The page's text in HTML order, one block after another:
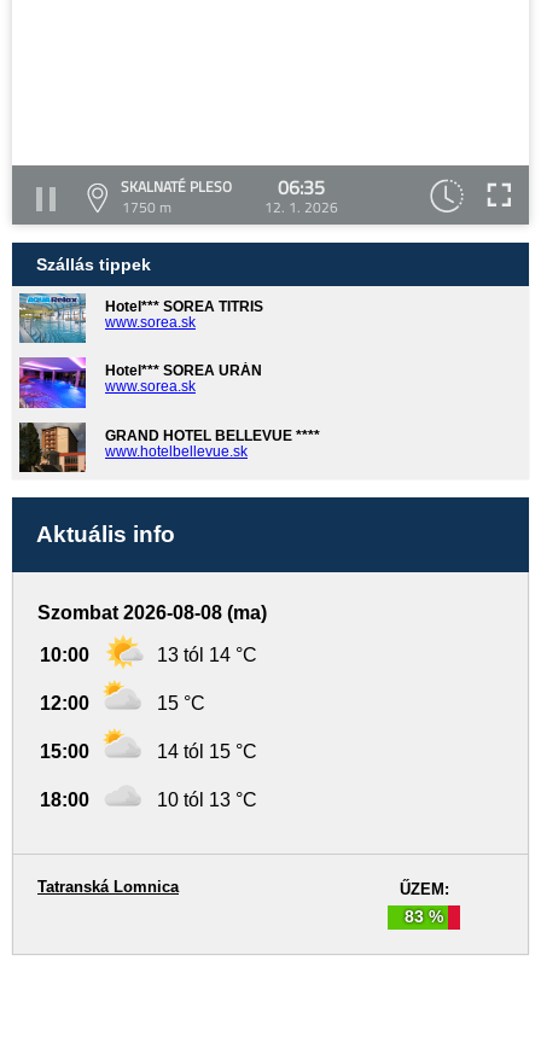
SKALNATÉ PLESO
1750 m
06:35
12. 1. 2026
Szállás tippek
Hotel*** SOREA TITRIS
www.sorea.sk
Hotel*** SOREA URÁN
www.sorea.sk
GRAND HOTEL BELLEVUE ****
www.hotelbellevue.sk
Aktuális info
Szombat 2026-08-08 (ma)
10:00 13 tól 14 °C
12:00 15 °C
15:00 14 tól 15 °C
18:00 10 tól 13 °C
ŰZEM:
83 %
Tatranská Lomnica